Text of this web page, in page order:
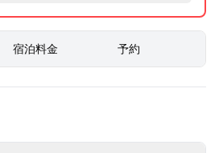
宿泊料金 予約